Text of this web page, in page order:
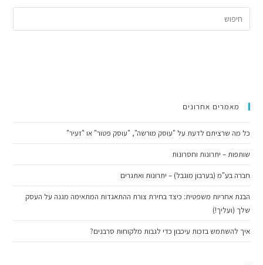
מאמרים אחרונים
כל מה שרציתם לדעת על "עוסק מורשה", "עוסק פטור" או "זעיר"
שותפות – יתרונות וחסרונות
חברה בע"מ (בערבון מוגבל) – יתרונות ואתגרים
הבנת אחריות משפטית: כיצד בחירת צורת ההתאגדות המתאימה מגנה על העסק
שלך (ועליך!)
איך להשתמש בזכות עיכבון כדי לגבות מלקוחות סרבנים?